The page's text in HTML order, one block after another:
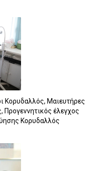
Κορυδαλλός, Μαιευτήρες
έλεγχος
Κορυδαλλός